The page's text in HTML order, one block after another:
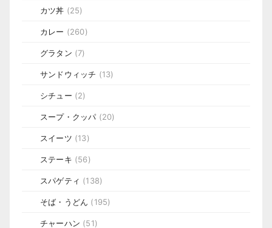
カツ丼 (25)
カレー (260)
グラタン (7)
サンドウィッチ (13)
シチュー (2)
スープ・クッパ (20)
スイーツ (13)
ステーキ (56)
スパゲティ (138)
そば・うどん (195)
チャーハン (51)